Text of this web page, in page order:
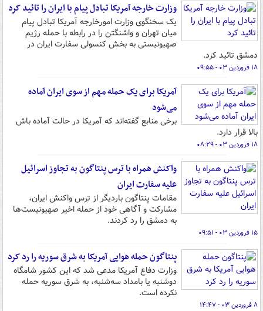
وزارت خارجه آمریکا تبادل پیام با ایران را تائید کرد
یک سخنگوی وزارت امورخارجه آمریکا تبادل پیام
میان تهران و واشنگتن را در رابطه با حمله رژیم
صهیونیستی به بخش کنسولی سفارت ایران در
دمشق تائید کرد.
۱۸ فروردین ۰۳ - ۰۹:۵۵
آمریکا برای یک حمله مهم از سوی ایران آماده
می‌شود
برخی منابع گفته‌اند که آمریکا در حالت آماده باش
بالا قرار دارد.
۱۸ فروردین ۰۳ - ۰۸:۲۹
واکنش همراه با ترس پنتاگون به تجاوز اسرائیل
علیه سفارت ایران
مقامات پنتاگون باردیگر از ترس واکنش ایران،
مشارکت و آگاهی خود از حمله اخیر صهیونیست‌ها
به دمشق را رد کردند.
۱۵ فروردین ۰۳ - ۰۹:۵۱
پنتاگون حمله هوایی آمریکا به شرق سوریه را رد کرد
وزارت دفاع آمریکا مدعی شد که این کشور شامگاه
دوشنبه یا بامداد سه‌شنبه، به شرق سوریه حمله
نکرده است.
۸ فروردین ۰۳ - ۱۴:۴۷